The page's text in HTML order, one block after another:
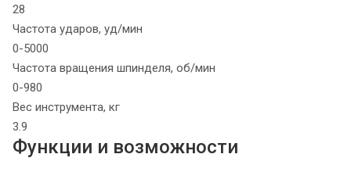
28
Частота ударов, уд/мин
0-5000
Частота вращения шпинделя, об/мин
0-980
Вес инструмента, кг
3.9
Функции и возможности